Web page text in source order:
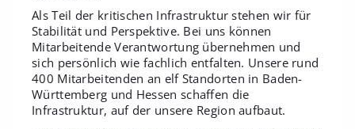
Als Teil der kritischen Infrastruktur stehen wir für
Stabilität und Perspektive. Bei uns können
Mitarbeitende Verantwortung übernehmen und
sich persönlich wie fachlich entfalten. Unsere rund
400 Mitarbeitenden an elf Standorten in Baden-
Württemberg und Hessen schaffen die
Infrastruktur, auf der unsere Region aufbaut.